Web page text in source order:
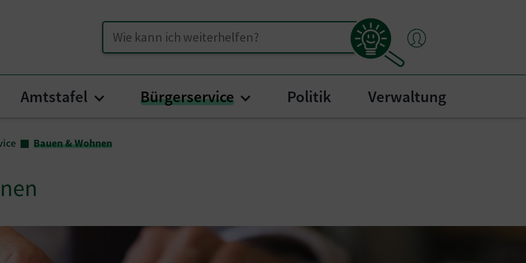
Suche
for "Unser Hüttenberg"
Amtstafel Submenu for "Amtstafel"
Bürgerservice Submenu for "Bürgerservice"
Politik Verwaltung
Bauen & Wohnen